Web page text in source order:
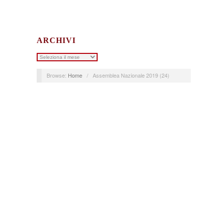
ARCHIVI
Archivi
Browse: Home / Assemblea Nazionale 2019 (24)